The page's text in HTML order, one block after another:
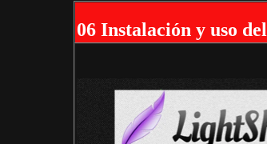
06 Instalación y uso